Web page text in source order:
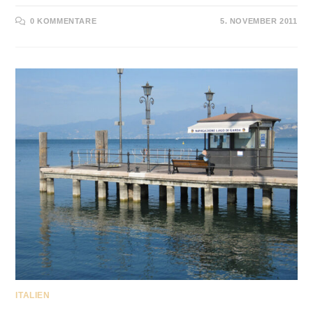
0 KOMMENTARE 5. NOVEMBER 2011
ITALIEN